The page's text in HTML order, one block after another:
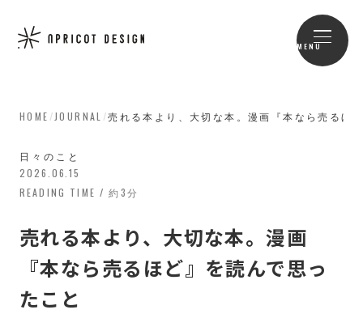
MENU
HOME /JOURNAL /売れる本より、大切な本。漫画『本なら売るほ
日々のこと
2026.06.15
READING TIME / 約3分
売れる本より、大切な本。漫画
『本なら売るほど』を読んで思っ
たこと